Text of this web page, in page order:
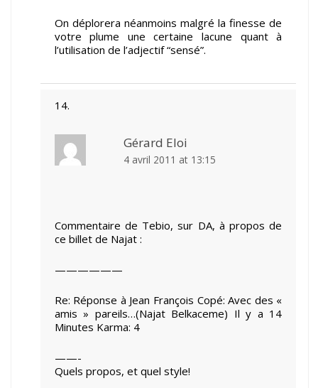
On déplorera néanmoins malgré la finesse de
votre plume une certaine lacune quant à
l’utilisation de l’adjectif “sensé”.
Gérard Eloi
4 avril 2011 at 13:15
Commentaire de Tebio, sur DA, à propos de
ce billet de Najat :
——————
Re: Réponse à Jean François Copé: Avec des «
amis » pareils…(Najat Belkaceme) Il y a 14
Minutes Karma: 4
——-
Quels propos, et quel style!